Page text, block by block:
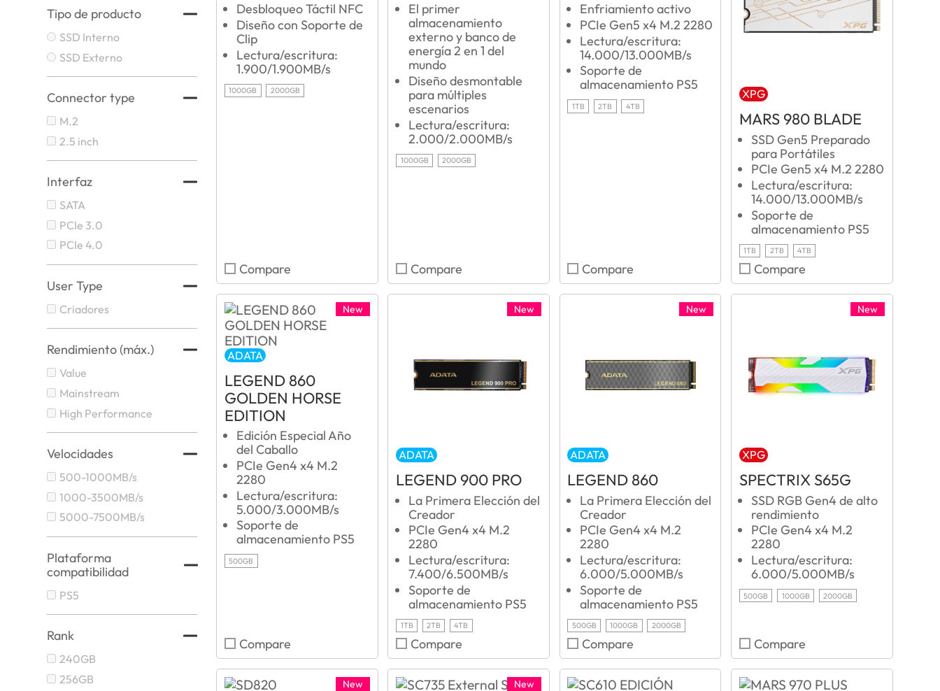
Tipo de producto
SSD Interno
SSD Externo
Connector type
M.2
2.5 inch
Interfaz
SATA
PCIe 3.0
PCIe 4.0
User Type
Criadores
Rendimiento (máx.)
Value
Mainstream
High Performance
Velocidades
500-1000MB/s
1000-3500MB/s
5000-7500MB/s
Plataforma
compatibilidad
PS5
Rank
240GB
256GB
Desbloqueo Táctil NFC
Diseño con Soporte de
Clip
Lectura/escritura:
1.900/1.900MB/s
1000GB 2000GB
Compare
El primer
almacenamiento
externo y banco de
energía 2 en 1 del
mundo
Diseño desmontable
para múltiples
escenarios
Lectura/escritura:
2.000/2.000MB/s
1000GB 2000GB
Compare
Enfriamiento activo
PCIe Gen5 x4 M.2 2280
Lectura/escritura:
14.000/13.000MB/s
Soporte de
almacenamiento PS5
1TB 2TB 4TB
Compare
XPG
MARS 980 BLADE
SSD Gen5 Preparado
para Portátiles
PCIe Gen5 x4 M.2 2280
Lectura/escritura:
14.000/13.000MB/s
Soporte de
almacenamiento PS5
1TB 2TB 4TB
Compare
New
ADATA
LEGEND 860
GOLDEN HORSE
EDITION
Edición Especial Año
del Caballo
PCIe Gen4 x4 M.2
2280
Lectura/escritura:
5.000/3.000MB/s
Soporte de
almacenamiento PS5
500GB
Compare
New
ADATA
LEGEND 900 PRO
La Primera Elección del
Creador
PCIe Gen4 x4 M.2
2280
Lectura/escritura:
7.400/6.500MB/s
Soporte de
almacenamiento PS5
1TB 2TB 4TB
Compare
New
ADATA
LEGEND 860
La Primera Elección del
Creador
PCIe Gen4 x4 M.2
2280
Lectura/escritura:
6.000/5.000MB/s
Soporte de
almacenamiento PS5
500GB 1000GB 2000GB
Compare
New
XPG
SPECTRIX S65G
SSD RGB Gen4 de alto
rendimiento
PCIe Gen4 x4 M.2
2280
Lectura/escritura:
6.000/5.000MB/s
500GB 1000GB 2000GB
Compare
New New